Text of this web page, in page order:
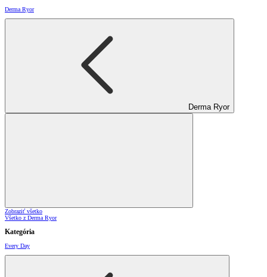
Derma Ryor
Derma Ryor
Zobraziť všetko
Všetko z Derma Ryor
Kategória
Every Day